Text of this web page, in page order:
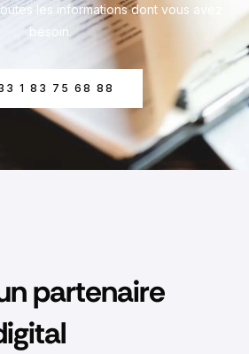
les informations dont vous avez
besoin.
1 83 75 68 88
partenaire